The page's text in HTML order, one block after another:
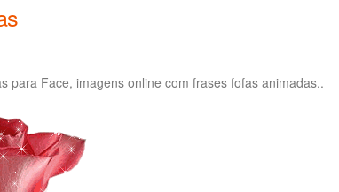
para Face, imagens online com frases fofas animadas..